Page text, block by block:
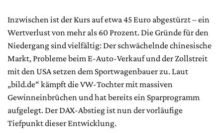
Inzwischen ist der Kurs auf etwa 45 Euro abgestürzt – ein
Wertverlust von mehr als 60 Prozent. Die Gründe für den
Niedergang sind vielfältig: Der schwächelnde chinesische
Markt, Probleme beim E-Auto-Verkauf und der Zollstreit
mit den USA setzen dem Sportwagenbauer zu. Laut
„bild.de“ kämpft die VW-Tochter mit massiven
Gewinneinbrüchen und hat bereits ein Sparprogramm
aufgelegt. Der DAX-Abstieg ist nun der vorläufige
Tiefpunkt dieser Entwicklung.